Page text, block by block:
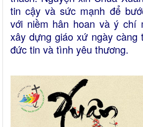
tin cậy và sức mạnh để
với niềm hân hoan và ý chí
xây dựng giáo xứ ngày càng
đức tin và tình yêu thương.